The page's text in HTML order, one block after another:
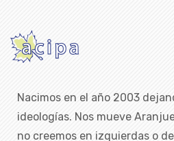
Nacimos en el año 2003
ideologías. Nos mueve
no creemos en izquierdas o